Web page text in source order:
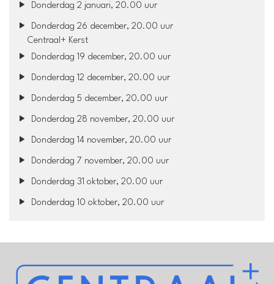
Donderdag 2 januari, 20.00 uur
Donderdag 26 december, 20.00 uur
Centraal+ Kerst
Donderdag 19 december, 20.00 uur
Donderdag 12 december, 20.00 uur
Donderdag 5 december, 20.00 uur
Donderdag 28 november, 20.00 uur
Donderdag 14 november, 20.00 uur
Donderdag 7 november, 20.00 uur
Donderdag 31 oktober, 20.00 uur
Donderdag 10 oktober, 20.00 uur